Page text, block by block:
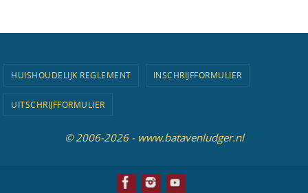
HUISHOUDELIJK REGLEMENT INSCHRIJFFORMULIER
UITSCHRIJFFORMULIER
© 2006-2026 - www.batavenludger.nl